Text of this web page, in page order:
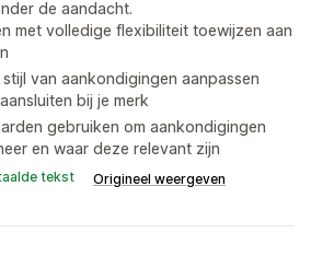
de aandacht.
met volledige flexibiliteit toewijzen aan
van aankondigingen aanpassen
bij je merk
gebruiken om aankondigingen
en waar deze relevant zijn
tekst Origineel weergeven